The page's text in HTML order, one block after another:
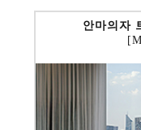
안마의자